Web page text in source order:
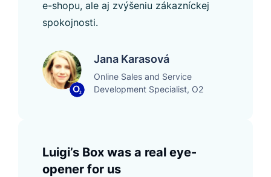
e-shopu, ale aj zvýšeniu zákazníckej
spokojnosti.
Jana Karasová
Online Sales and Service
Development Specialist, O2
Luigi’s Box was a real eye-
opener for us